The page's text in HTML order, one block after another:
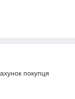
покупця